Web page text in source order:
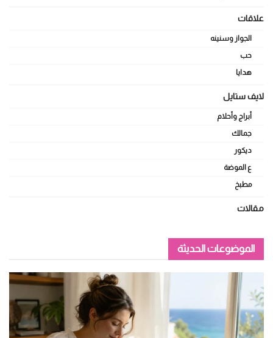
علاقات
الجواز وسنينه
حب
هدايا
لايف ستايل
أبراج وأحلام
جمالك
ديكور
ع الموضة
مطبخ
مقالات
الموضوعات الحديثة